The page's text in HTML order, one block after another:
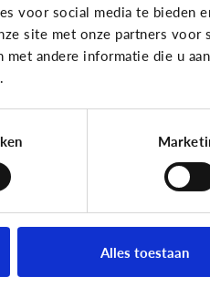
voor social media te bieden
site met onze partners voor
met andere informatie die u
Alles toestaan